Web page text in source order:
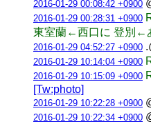
2016-01-29 00:08:42 +0900
2016-01-29 00:28:31 +0900
東室蘭←西口に 登別←
2016-01-29 04:52:27 +0900
2016-01-29 10:14:04 +0900
2016-01-29 10:15:09 +0900
[Tw:photo]
2016-01-29 10:22:28 +0900
2016-01-29 10:22:34 +0900